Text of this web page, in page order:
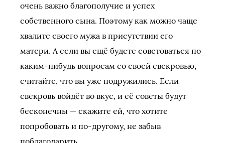
очень важно благополучие и успех
собственного сына. Поэтому как можно чаще
хвалите своего мужа в присутствии его
матери. А если вы ещё будете советоваться по
каким-нибудь вопросам со своей свекровью,
считайте, что вы уже подружились. Если
свекровь войдёт во вкус, и её советы будут
бесконечны — скажите ей, что хотите
попробовать и по-другому, не забыв
поблагодарить.